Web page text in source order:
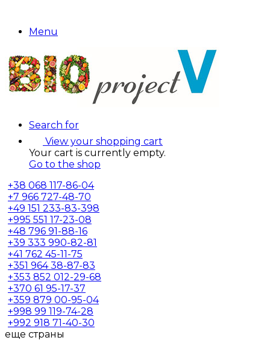
Menu
Search for
View your shopping cart
Your cart is currently empty.
Go to the shop
+38 068 117-86-04
+7 966 727-48-70
+49 151 233-83-398
+995 551 17-23-08
+48 796 91-88-16
+39 333 990-82-81
+41 762 45-11-75
+351 964 38-87-83
+353 852 012-29-68
+370 61 95-17-37
+359 879 00-95-04
+998 99 119-74-28
+992 918 71-40-30
еще страны